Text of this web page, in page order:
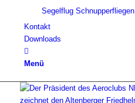
Segelflug Schnupperfliegen
Kontakt
Downloads
Menü